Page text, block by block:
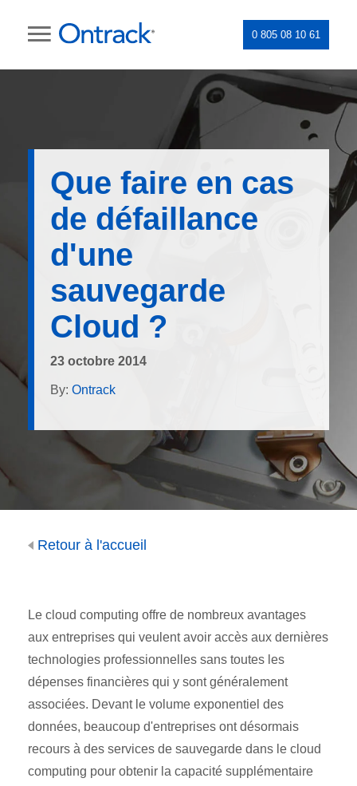
0 805 08 10 61
Que faire en cas
de défaillance
d'une
sauvegarde
Cloud ?
23 octobre 2014
By: Ontrack
Retour à l'accueil
Le cloud computing offre de nombreux avantages
aux entreprises qui veulent avoir accès aux dernières
technologies professionnelles sans toutes les
dépenses financières qui y sont généralement
associées. Devant le volume exponentiel des
données, beaucoup d'entreprises ont désormais
recours à des services de sauvegarde dans le cloud
computing pour obtenir la capacité supplémentaire